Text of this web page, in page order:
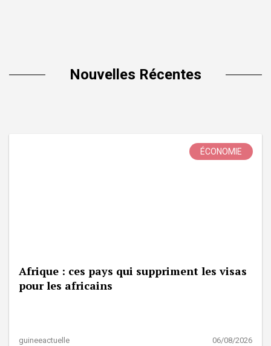
Nouvelles Récentes
ÉCONOMIE
Afrique : ces pays qui suppriment les visas
pour les africains
guineeactuelle 06/08/2026